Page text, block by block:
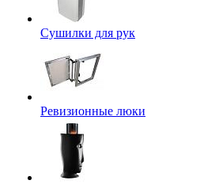
Сушилки для рук
Ревизионные люки